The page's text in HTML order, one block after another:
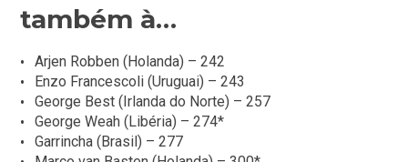
também à…
Arjen Robben (Holanda) – 242
Enzo Francescoli (Uruguai) – 243
George Best (Irlanda do Norte) – 257
George Weah (Libéria) – 274*
Garrincha (Brasil) – 277